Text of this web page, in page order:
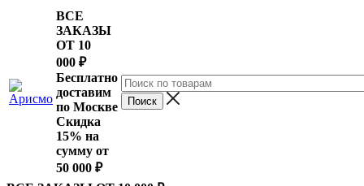
ВСЕ
ЗАКАЗЫ
ОТ 10
000 ₽
Бесплатно
доставим
по Москве
Скидка
15% на
сумму от
50 000 ₽